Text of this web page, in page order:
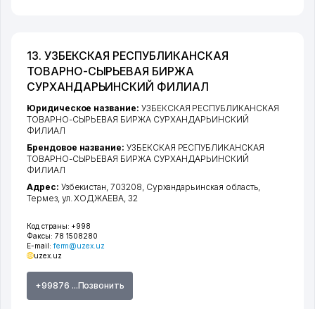
13. УЗБЕКСКАЯ РЕСПУБЛИКАНСКАЯ
ТОВАРНО-СЫРЬЕВАЯ БИРЖА
СУРХАНДАРЬИНСКИЙ ФИЛИАЛ
Код страны: +998
Факсы: 78 1508280
E-mail: ferm@uzex.uz
uzex.uz
+99876 ...Позвонить
Юридическое название: УЗБЕКСКАЯ РЕСПУБЛИКАНСКАЯ
ТОВАРНО-СЫРЬЕВАЯ БИРЖА СУРХАНДАРЬИНСКИЙ
ФИЛИАЛ
Брендовое название: УЗБЕКСКАЯ РЕСПУБЛИКАНСКАЯ
ТОВАРНО-СЫРЬЕВАЯ БИРЖА СУРХАНДАРЬИНСКИЙ
ФИЛИАЛ
Адрес: Узбекистан, 703208, Сурхандарьинская область
Термез, ул. ХОДЖАЕВА , 32